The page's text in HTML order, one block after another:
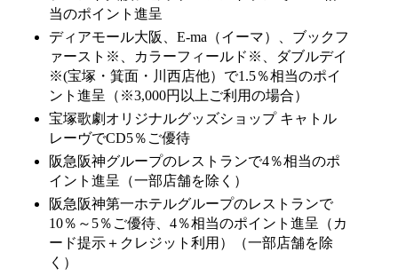
当のポイント進呈
ディアモール大阪、E-ma（イーマ）、ブックフ
ァースト※、カラーフィールド※、ダブルデイ
※(宝塚・箕面・川西店他）で1.5％相当のポイ
ント進呈（※3,000円以上ご利用の場合）
宝塚歌劇オリジナルグッズショップ キャトル
レーヴでCD5％ご優待
阪急阪神グループのレストランで4％相当のポ
イント進呈（一部店舗を除く）
阪急阪神第一ホテルグループのレストランで
10％～5％ご優待、4％相当のポイント進呈（カ
ード提示＋クレジット利用）（一部店舗を除
く）